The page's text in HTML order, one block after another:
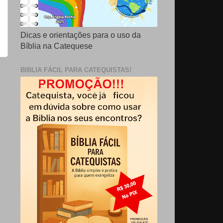
Dicas e orientações para o uso da
Bíblia na Catequese
BIBLIA FÁCIL PARA CATEQUISTAS!